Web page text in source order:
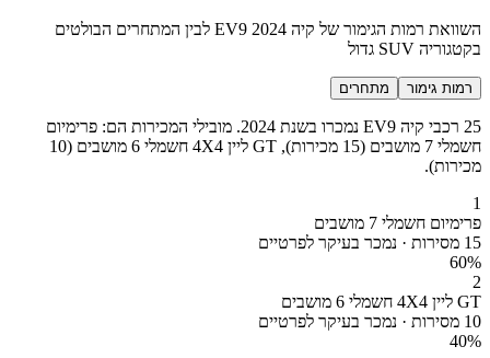
השוואת רמות הגימור של קיה EV9 2024 לבין המתחרים הבולטים
בקטגוריה SUV גדול
רמות גימור מתחרים
25 רכבי קיה EV9 נמכרו בשנת 2024. מובילי המכירות הם: פרימיום
חשמלי 7 מושבים (15 מכירות), GT ליין 4X4 חשמלי 6 מושבים (10
מכירות).
1
פרימיום חשמלי 7 מושבים
15 מסירות · נמכר בעיקר לפרטיים
60%
2
GT ליין 4X4 חשמלי 6 מושבים
10 מסירות · נמכר בעיקר לפרטיים
40%